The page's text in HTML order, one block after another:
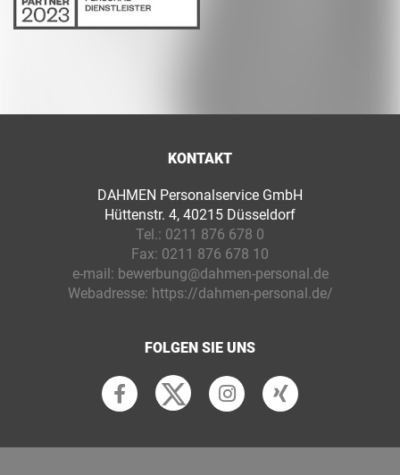
KONTAKT
DAHMEN Personalservice GmbH
Hüttenstr. 4, 40215 Düsseldorf
Tel.: 0211 876 678 0
Fax: 0211 876 678 10
e-mail: bewerbung@dahmen-personal.de
Webadresse: https://dahmen-personal.de/
FOLGEN SIE UNS